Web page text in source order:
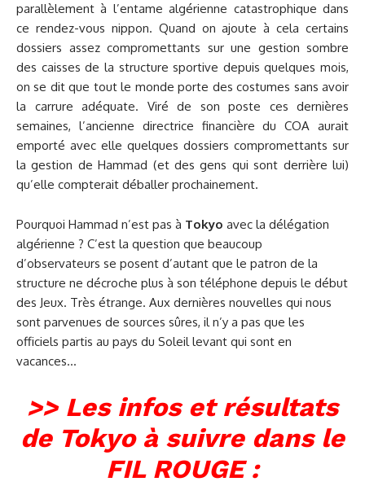
parallèlement à l’entame algérienne catastrophique dans
ce rendez-vous nippon. Quand on ajoute à cela certains
dossiers assez compromettants sur une gestion sombre
des caisses de la structure sportive depuis quelques mois,
on se dit que tout le monde porte des costumes sans avoir
la carrure adéquate. Viré de son poste ces dernières
semaines, l’ancienne directrice financière du COA aurait
emporté avec elle quelques dossiers compromettants sur
la gestion de Hammad (et des gens qui sont derrière lui)
qu’elle compterait déballer prochainement.
Pourquoi Hammad n’est pas à Tokyo avec la délégation
algérienne ? C’est la question que beaucoup
d’observateurs se posent d’autant que le patron de la
structure ne décroche plus à son téléphone depuis le début
des Jeux. Très étrange. Aux dernières nouvelles qui nous
sont parvenues de sources sûres, il n’y a pas que les
officiels partis au pays du Soleil levant qui sont en
vacances…
>> Les infos et résultats
de Tokyo à suivre dans le
FIL ROUGE :